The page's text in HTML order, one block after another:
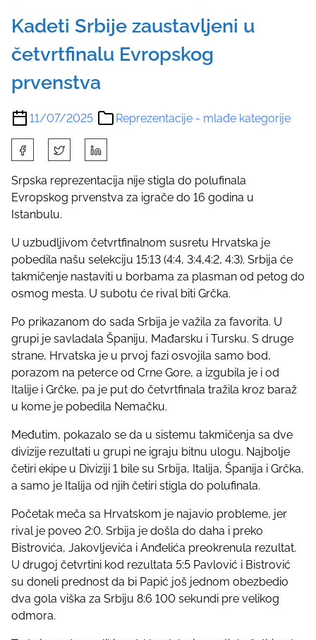
Kadeti Srbije zaustavljeni u
četvrtfinalu Evropskog
prvenstva
11/07/2025 Reprezentacije - mlađe kategorije
h
a
r
e
h
i
s
p
o
t
n
Srpska reprezentacija nije stigla do polufinala
Evropskog prvenstva za igrače do 16 godina u
Istanbulu.
U uzbudljivom četvrtfinalnom susretu Hrvatska je
pobedila našu selekciju 15:13 (4:4, 3:4,4:2, 4:3). Srbija će
takmičenje nastaviti u borbama za plasman od petog do
osmog mesta. U subotu će rival biti Grčka.
Po prikazanom do sada Srbija je važila za favorita. U
grupi je savladala Španiju, Mađarsku i Tursku. S druge
strane, Hrvatska je u prvoj fazi osvojila samo bod,
porazom na peterce od Crne Gore, a izgubila je i od
Italije i Grčke, pa je put do četvrtfinala tražila kroz baraž
u kome je pobedila Nemačku.
Međutim, pokazalo se da u sistemu takmičenja sa dve
divizije rezultati u grupi ne igraju bitnu ulogu. Najbolje
četiri ekipe u Diviziji 1 bile su Srbija, Italija, Španija i Grčka,
a samo je Italija od njih četiri stigla do polufinala.
Početak meča sa Hrvatskom je najavio probleme, jer
rival je poveo 2:0. Srbija je došla do daha i preko
Bistrovića, Jakovljevića i Anđelića preokrenula rezultat.
U drugoj četvrtini kod rezultata 5:5 Pavlović i Bistrović
su doneli prednost da bi Papić još jednom obezbedio
dva gola viška za Srbiju 8:6 100 sekundi pre velikog
odmora.